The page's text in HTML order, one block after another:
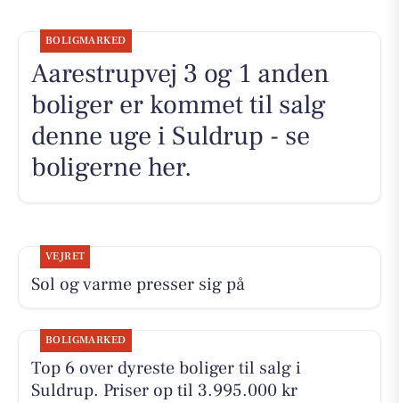
BOLIGMARKED
Aarestrupvej 3 og 1 anden
boliger er kommet til salg
denne uge i Suldrup - se
boligerne her.
VEJRET
Sol og varme presser sig på
BOLIGMARKED
Top 6 over dyreste boliger til salg i
Suldrup. Priser op til 3.995.000 kr